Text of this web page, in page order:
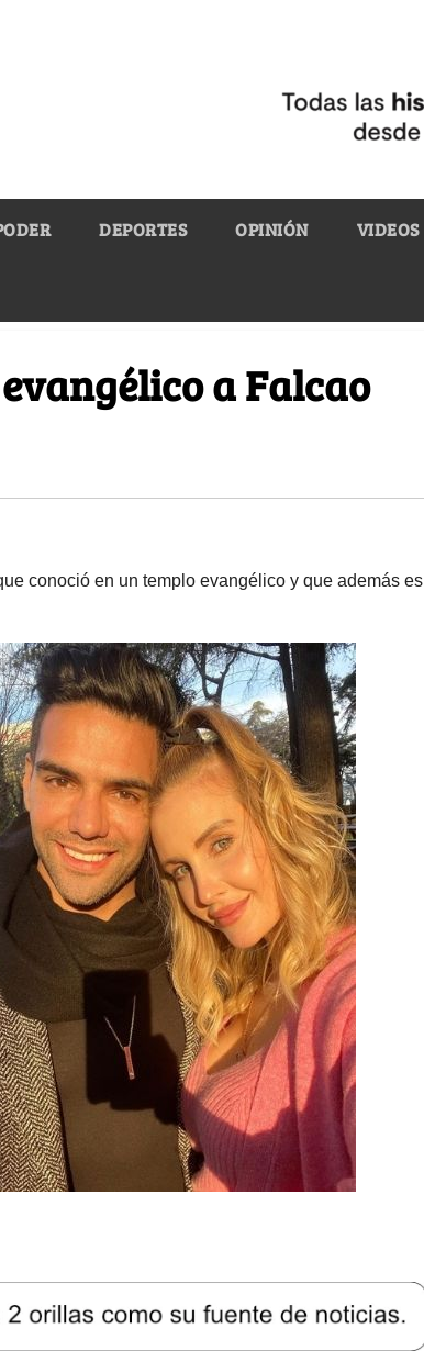
DEPORTES OPINIÓN VIDEOS
a Falcao
conoció en un templo evangélico y que además es